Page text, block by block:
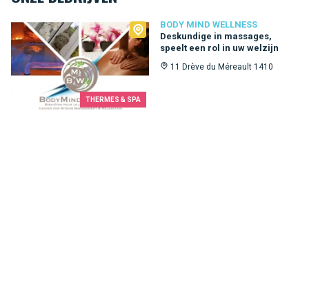
THERMES & SPA
BODY MIND WELLNESS
Deskundige in massages,
speelt een rol in uw welzijn
11 Drève du Méreault 1410
Body Mind Wellness